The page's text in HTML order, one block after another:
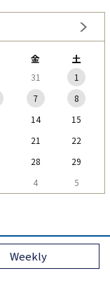
金 土
31
1
7
8
14
15
21
22
28
29
4 5
Weekly